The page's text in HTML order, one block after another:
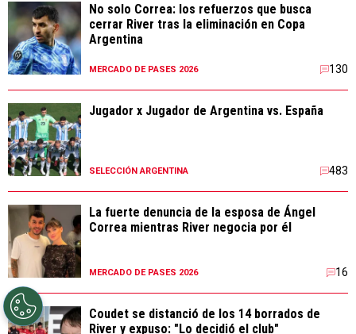
No solo Correa: los refuerzos que busca
cerrar River tras la eliminación en Copa
Argentina
MERCADO DE PASES 2026 130
Jugador x Jugador de Argentina vs. España
SELECCIÓN ARGENTINA 483
La fuerte denuncia de la esposa de Ángel
Correa mientras River negocia por él
MERCADO DE PASES 2026 16
Coudet se distanció de los 14 borrados de
River y expuso: "Lo decidió el club"